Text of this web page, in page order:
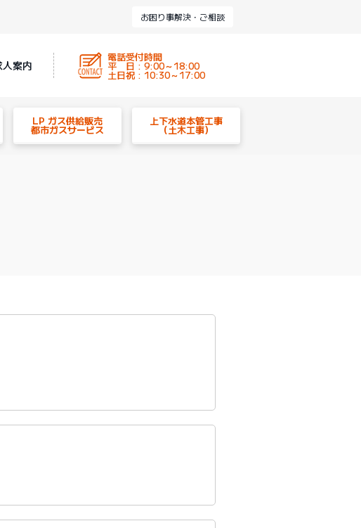
お困り事解決・ご相談
人案内
電話受付時間
平 日 : 9:00～18:00
土日祝 : 10:30～17:00
LP ガス供給販売
都市ガスサービス
上下水道本管工事
（土木工事）